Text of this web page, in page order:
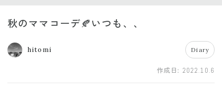
秋のママコーデ🍂いつも、、
hitomi Diary
作成日: 2022.10.6